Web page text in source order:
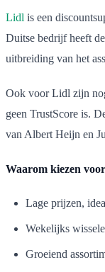
Lidl is een
Duitse bedrijf heeft
uitbreiding van het
Ook voor Lidl zijn
geen TrustScore is.
van Albert Heijn en
Waarom kiezen
Lage prijzen,
Wekelijks
Groeiend